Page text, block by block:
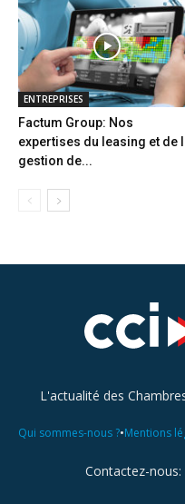
ENTREPRISES
Factum Group: Nos
expertises du leasing et de
gestion de...
L'actualité des
Qui sommes-nous ?•Mentions
Contactez-nous: